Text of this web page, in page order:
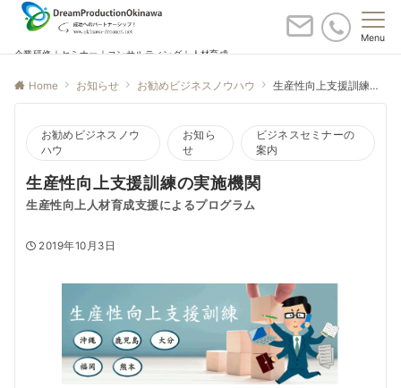
企業研修｜セミナー｜コンサルティング｜人材育成
Menu
Home お知らせ お勧めビジネスノウハウ 生産性向上支援訓練の実施機関
お勧めビジネスノウ
ハウ
お知ら
せ
ビジネスセミナーの
案内
生産性向上支援訓練の実施機関
生産性向上人材育成支援によるプログラム
2019年10月3日